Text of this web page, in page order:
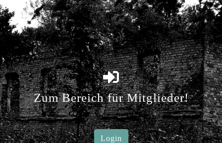
Zum Bereich für Mitglieder!
Login